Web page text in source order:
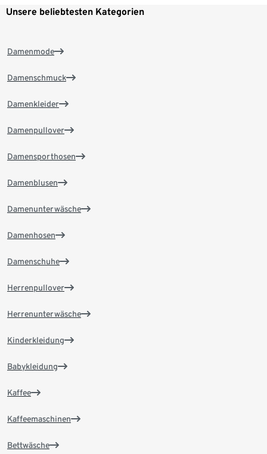
Unsere beliebtesten Kategorien
Damenmode
Damenschmuck
Damenkleider
Damenpullover
Damensporthosen
Damenblusen
Damenunterwäsche
Damenhosen
Damenschuhe
Herrenpullover
Herrenunterwäsche
Kinderkleidung
Babykleidung
Kaffee
Kaffeemaschinen
Bettwäsche